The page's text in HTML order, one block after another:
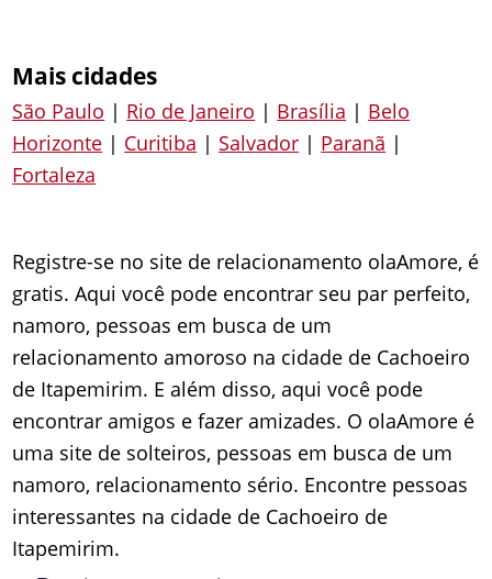
Mais cidades
São Paulo | Rio de Janeiro | Brasília | Belo
Horizonte | Curitiba | Salvador | Paranã |
Fortaleza
Registre-se no site de relacionamento olaAmore, é
gratis. Aqui você pode encontrar seu par perfeito,
namoro, pessoas em busca de um
relacionamento amoroso na cidade de Cachoeiro
de Itapemirim. E além disso, aqui você pode
encontrar amigos e fazer amizades. O olaAmore é
uma site de solteiros, pessoas em busca de um
namoro, relacionamento sério. Encontre pessoas
interessantes na cidade de Cachoeiro de
Itapemirim.